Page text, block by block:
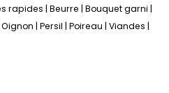
rapides Beurre Bouquet garni
Oignon Persil Poireau Viandes